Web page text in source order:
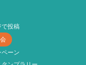
投稿
ーン